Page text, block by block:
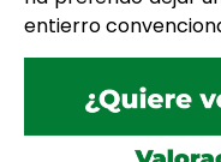
entierro